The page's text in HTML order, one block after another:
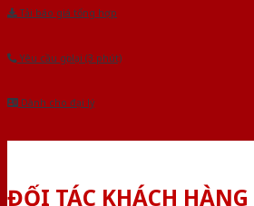
Tải báo giá tổng hợp
Yêu cầu gọi lại (3 phút)
Dành cho đại lý
ĐỐI TÁC KHÁCH HÀNG